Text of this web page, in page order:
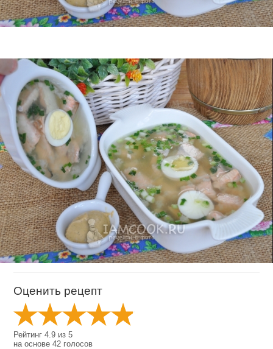
Оценить рецепт
Рейтинг4.9 из5
на основе42 голосов